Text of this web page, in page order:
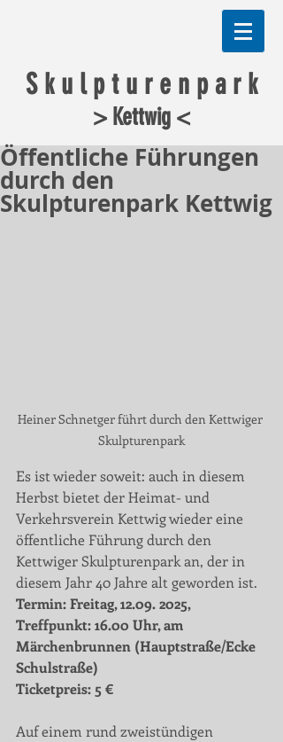
S k u l p t u r e n p a r k
> Kettwig <
Öffentliche Führungen
durch den
Skulpturenpark Kettwig
Heiner Schnetger führt durch den Kettwiger
Skulpturenpark
Es ist wieder soweit: auch in diesem
Herbst bietet der Heimat- und
Verkehrsverein Kettwig wieder eine
öffentliche Führung durch den
Kettwiger Skulpturenpark an, der in
diesem Jahr 40 Jahre alt geworden ist.
Termin: Freitag, 12.09. 2025,
Treffpunkt: 16.00 Uhr, am
Märchenbrunnen (Hauptstraße/Ecke
Schulstraße)
Ticketpreis: 5 €
Auf einem rund zweistündigen